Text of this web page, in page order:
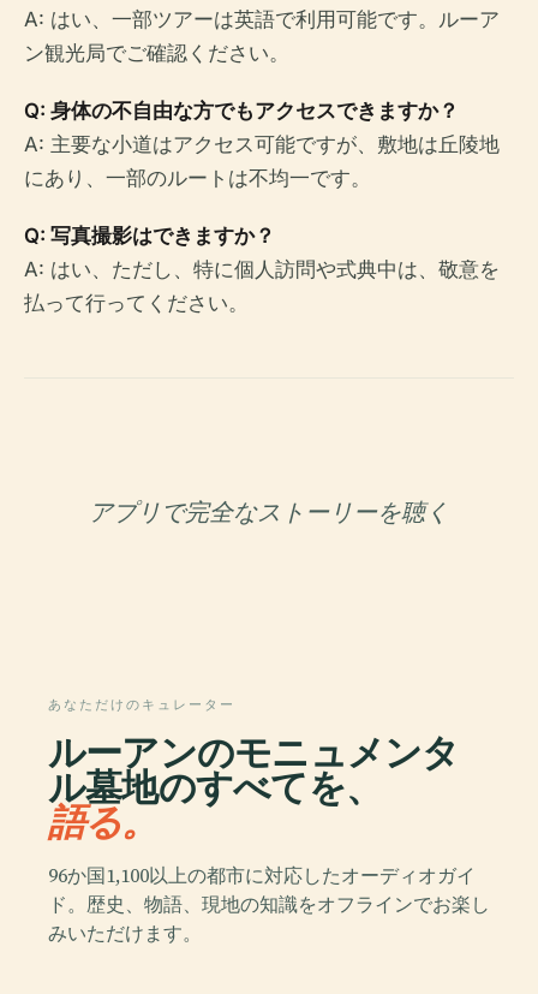
A: はい、一部ツアーは英語で利用可能です。ルーア
ン観光局でご確認ください。
Q: 身体の不自由な方でもアクセスできますか？
A: 主要な小道はアクセス可能ですが、敷地は丘陵地
にあり、一部のルートは不均一です。
Q: 写真撮影はできますか？
A: はい、ただし、特に個人訪問や式典中は、敬意を
払って行ってください。
アプリで完全なストーリーを聴く
あなただけのキュレーター
ルーアンのモニュメンタ
ル墓地のすべてを、
語る。
96か国1,100以上の都市に対応したオーディオガイ
ド。歴史、物語、現地の知識をオフラインでお楽し
みいただけます。